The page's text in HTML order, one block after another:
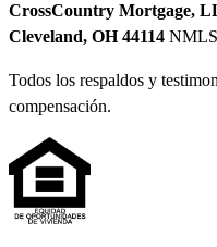
CrossCountry Mortgage,
Cleveland, OH 44114
Todos los respaldos y
compensación.